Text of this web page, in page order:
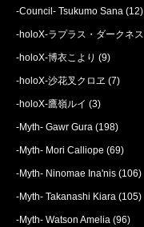
-Council- Tsukumo Sana (12)
-holoX-ラプラス・ダークネス
-holoX-博衣こより (9)
-holoX-沙花叉クロヱ (7)
-holoX-鷹嶺ルイ (3)
-Myth- Gawr Gura (198)
-Myth- Mori Calliope (69)
-Myth- Ninomae Ina'nis (106)
-Myth- Takanashi Kiara (105)
-Myth- Watson Amelia (96)